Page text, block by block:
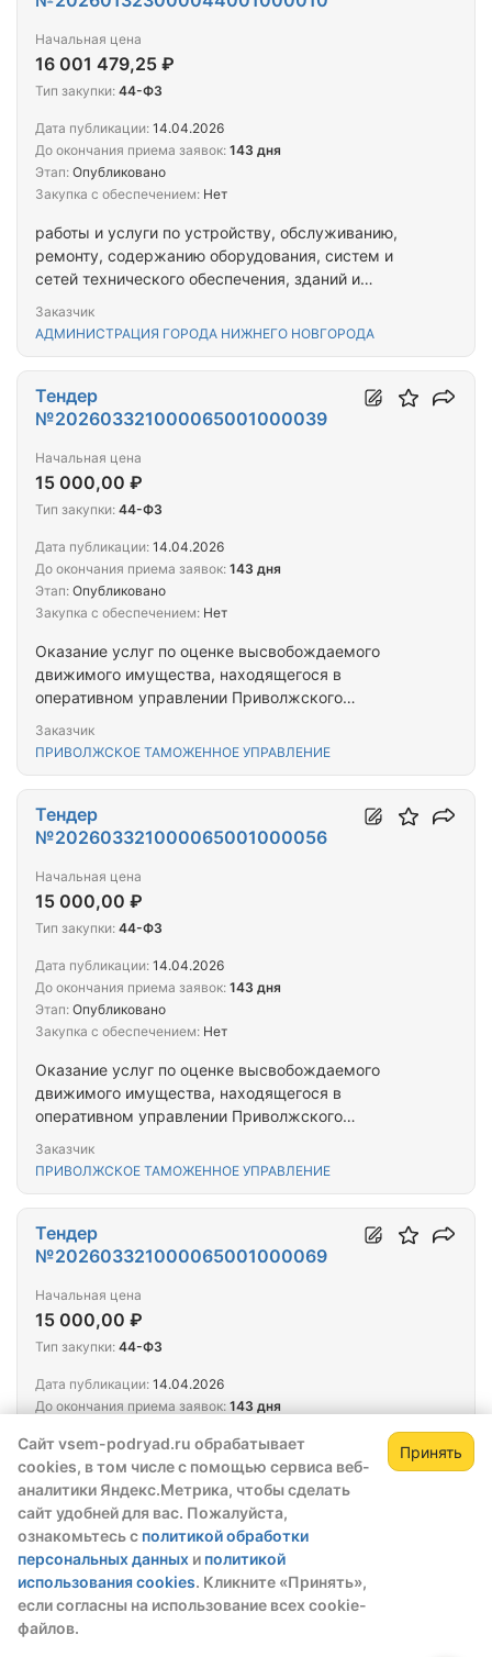
Сайт vsem-podryad.ru обрабатывает
cookies, в том числе с помощью сервиса веб-
аналитики Яндекс.Метрика, чтобы сделать
сайт удобней для вас. Пожалуйста,
ознакомьтесь с политикой обработки
персональных данных и политикой
использования cookies. Кликните «Принять»,
если согласны на использование всех cookie-
файлов.
Принять
работы и услуги по устройству, обслуживанию,
ремонту, содержанию оборудования, систем и
сетей технического обеспечения, зданий и
Заказчик
АДМИНИСТРАЦИЯ ГОРОДА НИЖНЕГО НОВГОРОДА
Начальная цена
16 001 479,25 ₽
Тип закупки: 44-ФЗ
Дата публикации: 14.04.2026
До окончания приема заявок: 143 дня
Этап: Опубликовано
Закупка с обеспечением: Нет
Оказание услуг по оценке высвобождаемого
движимого имущества, находящегося в
оперативном управлении Приволжского
Заказчик
ПРИВОЛЖСКОЕ ТАМОЖЕННОЕ УПРАВЛЕНИЕ
Тендер
№202603321000065001000039
Начальная цена
15 000,00 ₽
Тип закупки: 44-ФЗ
Дата публикации: 14.04.2026
До окончания приема заявок: 143 дня
Этап: Опубликовано
Закупка с обеспечением: Нет
Оказание услуг по оценке высвобождаемого
движимого имущества, находящегося в
оперативном управлении Приволжского
Заказчик
ПРИВОЛЖСКОЕ ТАМОЖЕННОЕ УПРАВЛЕНИЕ
Тендер
№202603321000065001000056
Начальная цена
15 000,00 ₽
Тип закупки: 44-ФЗ
Дата публикации: 14.04.2026
До окончания приема заявок: 143 дня
Этап: Опубликовано
Закупка с обеспечением: Нет
Оказание услуг по оценке высвобождаемого
движимого имущества, находящегося в
оперативном управлении Приволжского
таможенного управления
Заказчик
ПРИВОЛЖСКОЕ ТАМОЖЕННОЕ УПРАВЛЕНИЕ
Тендер
№202603321000065001000069
Начальная цена
15 000,00 ₽
Тип закупки: 44-ФЗ
Дата публикации: 14.04.2026
До окончания приема заявок: 143 дня
Закупка с обеспечением:Нет